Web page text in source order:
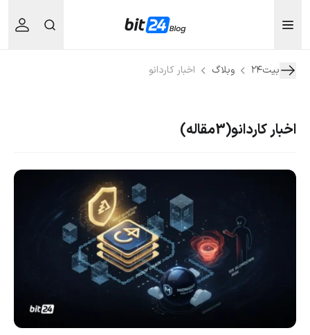
بیت۲۴ وبلاگ اخبار کاردانو
اخبار کاردانو(3مقاله)